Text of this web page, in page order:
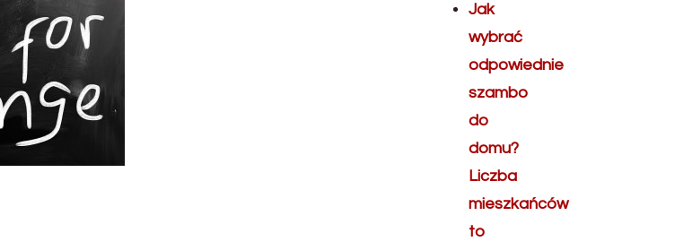
Jak
wybrać
odpowiednie
szambo
do
domu?
Liczba
mieszkańców
to